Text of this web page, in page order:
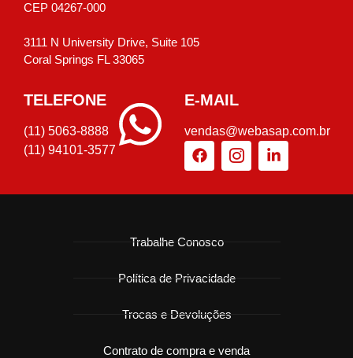
CEP 04267-000
3111 N University Drive, Suite 105
Coral Springs FL 33065
TELEFONE
(11) 5063-8888
(11) 94101-3577
E-MAIL
vendas@webasap.com.br
Trabalhe Conosco
Política de Privacidade
Trocas e Devoluções
Contrato de compra e venda